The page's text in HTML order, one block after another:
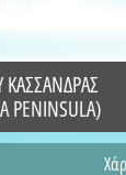
ΚΑΣΣΑΝΔΡΑΣ
PENINSULA)